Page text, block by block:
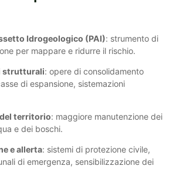
Idrogeologico (PAI): strumento di
per mappare e ridurre il rischio.
strutturali: opere di consolidamento
di espansione, sistemazioni
territorio: maggiore manutenzione dei
e dei boschi.
e allerta: sistemi di protezione civile,
di emergenza, sensibilizzazione dei